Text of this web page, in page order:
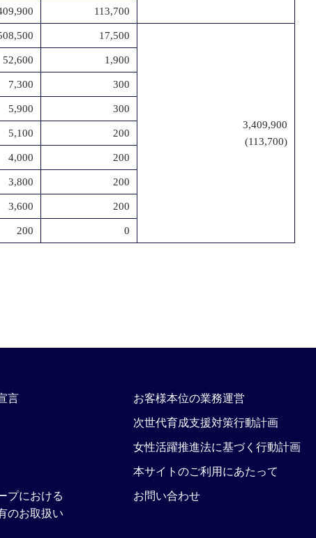
113,700
17,500
3,409,900
(113,700)
52,600 1,900
7,300 300
5,900 300
5,100 200
4,000 200
3,800 200
3,600 200
200 0
言
プにおける
のお取扱い
お客様本位の業務運営
次世代育成支援対策行動計画
女性活躍推進法に基づく行動計画
本サイトのご利用にあたって
お問い合わせ